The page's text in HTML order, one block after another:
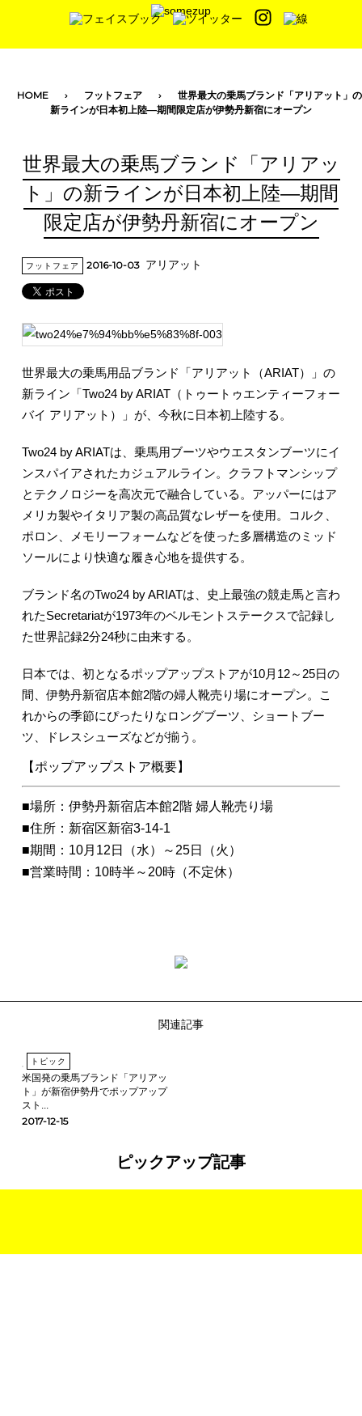
toggle navigation
HOME フットフェア
世界最大の乗馬ブランド「アリアット」の
新ラインが日本初上陸―期間限定店が伊勢丹新宿にオープン
世界最大の乗馬ブランド「アリアッ
ト」の新ラインが日本初上陸―期間
限定店が伊勢丹新宿にオープン
フットフェア 2016-10-03 アリアット
世界最大の乗馬用品ブランド「アリアット（ARIAT）」の
新ライン「Two24 by ARIAT（トゥートゥエンティーフォー
バイ アリアット）」が、今秋に日本初上陸する。
Two24 by ARIATは、乗馬用ブーツやウエスタンブーツにイ
ンスパイアされたカジュアルライン。クラフトマンシップ
とテクノロジーを高次元で融合している。アッパーにはア
メリカ製やイタリア製の高品質なレザーを使用。コルク、
ポロン、メモリーフォームなどを使った多層構造のミッド
ソールにより快適な履き心地を提供する。
ブランド名のTwo24 by ARIATは、史上最強の競走馬と言わ
れたSecretariatが1973年のベルモントステークスで記録し
た世界記録2分24秒に由来する。
日本では、初となるポップアップストアが10月12～25日の
間、伊勢丹新宿店本館2階の婦人靴売り場にオープン。こ
れからの季節にぴったりなロングブーツ、ショートブー
ツ、ドレスシューズなどが揃う。
【ポップアップストア概要】
■場所：伊勢丹新宿店本館2階 婦人靴売り場
■住所：新宿区新宿3-14-1
■期間：10月12日（水）～25日（火）
■営業時間：10時半～20時（不定休）
関連記事
トピック
米国発の乗馬ブランド「アリアッ
ト」が新宿伊勢丹でポップアップ
スト...
2017-12-15
ピックアップ記事